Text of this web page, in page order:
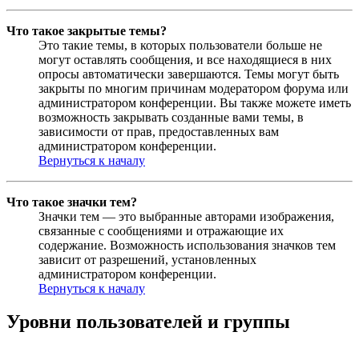
Что такое закрытые темы?
Это такие темы, в которых пользователи больше не
могут оставлять сообщения, и все находящиеся в них
опросы автоматически завершаются. Темы могут быть
закрыты по многим причинам модератором форума или
администратором конференции. Вы также можете иметь
возможность закрывать созданные вами темы, в
зависимости от прав, предоставленных вам
администратором конференции.
Вернуться к началу
Что такое значки тем?
Значки тем — это выбранные авторами изображения,
связанные с сообщениями и отражающие их
содержание. Возможность использования значков тем
зависит от разрешений, установленных
администратором конференции.
Вернуться к началу
Уровни пользователей и группы